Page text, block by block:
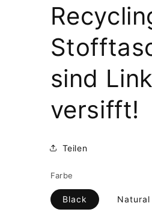
sind
versifft!
Teilen
Farbe
Black Natural